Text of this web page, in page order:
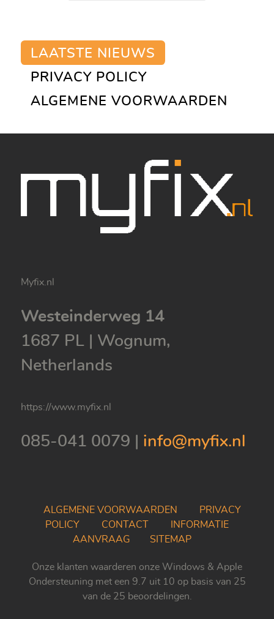
LAATSTE NIEUWS
PRIVACY POLICY
ALGEMENE VOORWAARDEN
Myfix.nl
Westeinderweg 14
1687 PL
Wognum,
Netherlands
https://www.myfix.nl
085-041 0079 info@myfix.nl
ALGEMENE VOORWAARDEN
PRIVACY
POLICY
CONTACT
INFORMATIE
AANVRAAG
SITEMAP
Onze klanten waarderen onze Windows & Apple
Ondersteuning met een 9.7 uit 10 op basis van 25
van de 25 beoordelingen.